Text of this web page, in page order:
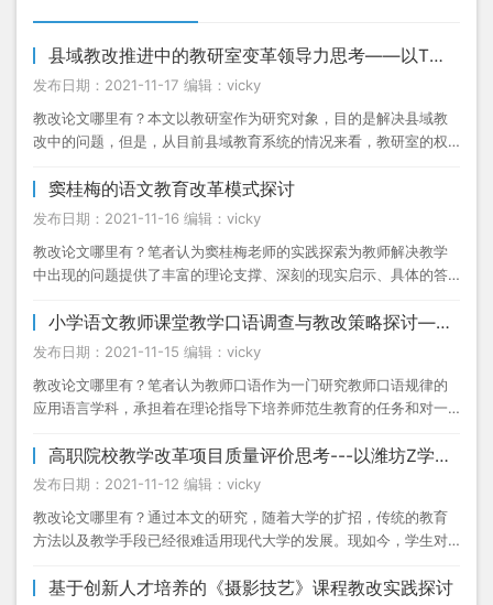
县域教改推进中的教研室变革领导力思考——以T县为例
发布日期：2021-11-17 编辑：vicky
教改论文哪里有？本文以教研室作为研究对象，目的是解决县域教
改中的问题，但是，从目前县域教育系统的情况来看，教研室的权
窦桂梅的语文教育改革模式探讨
发布日期：2021-11-16 编辑：vicky
教改论文哪里有？笔者认为窦桂梅老师的实践探索为教师解决教学
中出现的问题提供了丰富的理论支撑、深刻的现实启示、具体的答
小学语文教师课堂教学口语调查与教改策略探讨——以烟台市鲁峰小学为例
发布日期：2021-11-15 编辑：vicky
教改论文哪里有？笔者认为教师口语作为一门研究教师口语规律的
应用语言学科，承担着在理论指导下培养师范生教育的任务和对一
高职院校教学改革项目质量评价思考---以潍坊Z学院商科为例
发布日期：2021-11-12 编辑：vicky
教改论文哪里有？通过本文的研究，随着大学的扩招，传统的教育
方法以及教学手段已经很难适用现代大学的发展。现如今，学生对
基于创新人才培养的《摄影技艺》课程教改实践探讨